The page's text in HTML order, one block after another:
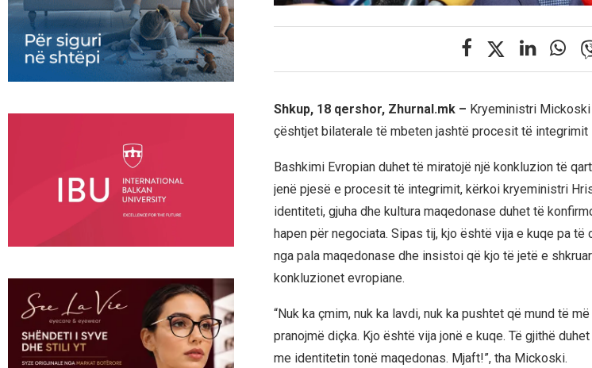
Shkup, 18 qershor, Zhurnal.mk – Kryeministri
çështjet bilaterale të mbeten jashtë procesit të integrimit
Bashkimi Evropian duhet të miratojë një konkluzion të
jenë pjesë e procesit të integrimit, kërkoi kryeministri
identiteti, gjuha dhe kultura maqedonase duhet të
hapen për negociata. Sipas tij, kjo është vija e kuqe pa
nga pala maqedonase dhe insistoi që kjo të jetë e
konkluzionet evropiane.
“Nuk ka çmim, nuk ka lavdi, nuk ka pushtet që mund të
pranojmë diçka. Kjo është vija jonë e kuqe. Të gjithë
me identitetin tonë maqedonas. Mjaft!”, tha Mickoski.